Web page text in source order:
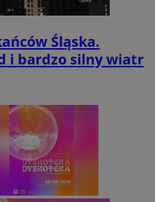
Śląska.
i bardzo silny wiatr